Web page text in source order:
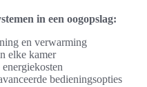
in een oogopslag:
en verwarming
elke kamer
bedieningsopties